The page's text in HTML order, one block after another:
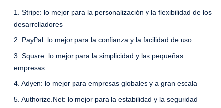
1. Stripe: lo mejor para la personalización y la flexibilidad de los
desarrolladores
2. PayPal: lo mejor para la confianza y la facilidad de uso
3. Square: lo mejor para la simplicidad y las pequeñas
empresas
4. Adyen: lo mejor para empresas globales y a gran escala
5. Authorize.Net: lo mejor para la estabilidad y la seguridad